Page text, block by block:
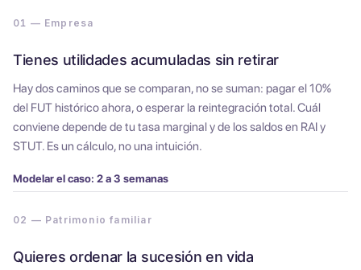
01 — Empresa
Tienes utilidades acumuladas sin retirar
Hay dos caminos que se comparan, no se suman: pagar el 10%
del FUT histórico ahora, o esperar la reintegración total. Cuál
conviene depende de tu tasa marginal y de los saldos en RAI y
STUT. Es un cálculo, no una intuición.
Modelar el caso: 2 a 3 semanas
02 — Patrimonio familiar
Quieres ordenar la sucesión en vida